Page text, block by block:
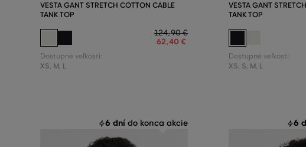
VESTA GANT STRETCH COTTON CABLE
TANK TOP
124,90 €
62,40 €
Dostupné veľkosti:
XS, M, L
VESTA GANT
TANK TOP
Dostupné veľkosti:
XS, S, M, L
6 dní do konca akcie 6